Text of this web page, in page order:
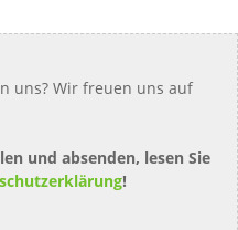
uns? Wir freuen uns auf
und absenden, lesen Sie
!